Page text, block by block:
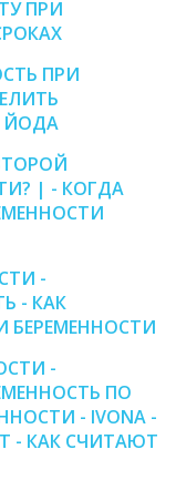
ПРИ
ПРИ
ЙОДА
| - КОГДА
-
- КАК
-
ПО
- IVONA -
- КАК СЧИТАЮТ